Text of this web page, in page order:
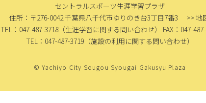
セントラルスポーツ生涯学習プラザ
住所：〒276-0042千葉県八千代市ゆりのき台3丁目7番3
>> 地
TEL：047-487-3718（生涯学習に関する問い合わせ） FAX：047-
TEL：047-487-3719 （施設の利用に関する問い合わせ）
© Yachiyo City Sougou Syougai Gakusyu Plaza